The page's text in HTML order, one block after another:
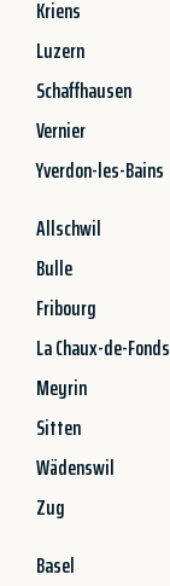
Kriens
Luzern
Schaffhausen
Vernier
Yverdon-les-Bains
Allschwil
Bulle
Fribourg
La Chaux-de-Fonds
Meyrin
Sitten
Wädenswil
Zug
Basel